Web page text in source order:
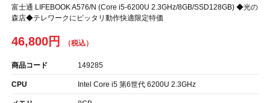
富士通 LIFEBOOK A576/N (Core i5-6200U 2.3GHz/8GB/SSD128GB) ◆光の
森店◆テレワークにピッタリ動作快適限定特価
46,800円
商品コード 149285
CPU Intel Core i5 第6世代 6200U 2.3GHz